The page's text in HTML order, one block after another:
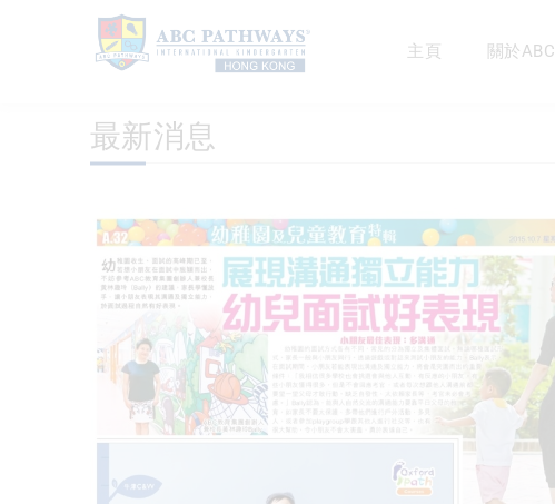
主頁 關於ABC
最新消息